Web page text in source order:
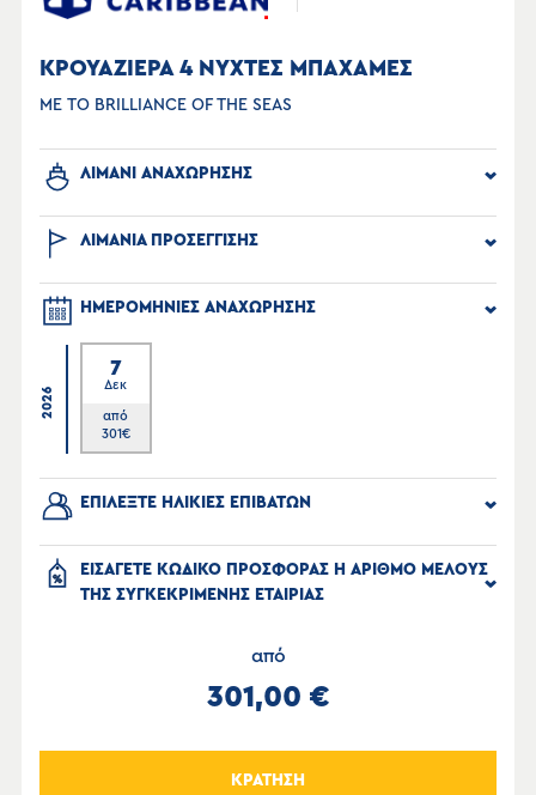
ΚΡΟΥΑΖΙΕΡΑ 4 ΝΥΧΤΕΣ ΜΠΑΧΑΜΕΣ
ΜΕ ΤΟ BRILLIANCE OF THE SEAS
ΛΙΜΑΝΙ ΑΝΑΧΩΡΗΣΗΣ
ΛΙΜΑΝΙΑ ΠΡΟΣΕΓΓΙΣΗΣ
ΗΜΕΡΟΜΗΝΙΕΣ ΑΝΑΧΩΡΗΣΗΣ
2026
7
Δεκ
από
301€
ΕΠΙΛΕΞΤΕ ΗΛΙΚΙΕΣ ΕΠΙΒΑΤΩΝ
ΕΙΣΑΓΕΤΕ ΚΩΔΙΚΟ ΠΡΟΣΦΟΡΑΣ Η ΑΡΙΘΜΟ ΜΕΛΟΥΣ
ΤΗΣ ΣΥΓΚΕΚΡΙΜΕΝΗΣ ΕΤΑΙΡΙΑΣ
από
301,00 €
ΚΡΑΤΗΣΗ